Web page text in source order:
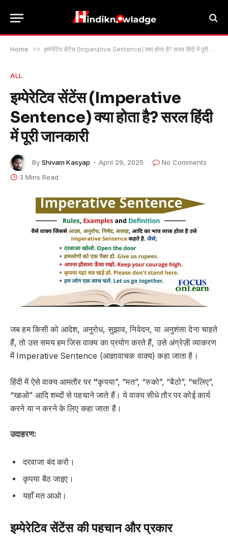
Home >> इम्पेरेटिव सेंटेंस (Imperative Sentence) क्या होता है? सरल हिंदी में पूरी जानकारी
ALL
इम्पेरेटिव सेंटेंस (Imperative
Sentence) क्या होता है? सरल हिंदी
में पूरी जानकारी
By Shivam Kasyap April 29, 2025
No Comments
3 Mins Read
जब हम किसी को आदेश, अनुरोध,सुझाव,निवेदन, या अनुशंसादेना चाहते
हैं, तो उस समय हम जिस वाक्य का प्रयोग करते हैं, उसे अंग्रेज़ी व्याकरण
में Imperative Sentence (आज्ञावाचक वाक्य) कहा जाता है।
हिंदी में ऐसे वाक्य आमतौर पर “कृपया”, “मत”, “रुको”, “बैठो”, “चलिए”,
“खाओ” आदि शब्दों से पहचाने जाते हैं। ये वाक्य सीधे तौर परकोई कार्य
करने या न करनेके लिए कहा जाता है।
उदाहरण:
दरवाजा बंद करो।
कृपया बैठ जाइए।
यहाँ मत आओ।
इम्पेरेटिव सेंटेंस की पहचान और प्रकार